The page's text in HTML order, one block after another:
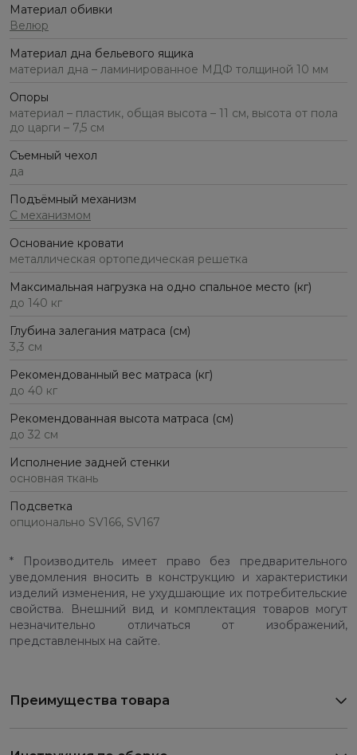
Материал обивки
Велюр
Материал дна бельевого ящика
материал дна – ламинированное МДФ толщиной 10 мм
Опоры
материал – пластик, общая высота – 11 см, высота от пола
до царги – 7,5 см
Съемный чехол
да
Подъёмный механизм
С механизмом
Основание кровати
металлическая ортопедическая решетка
Максимальная нагрузка на одно спальное место (кг)
до 140 кг
Глубина залегания матраса (см)
3,3 см
Рекомендованный вес матраса (кг)
до 40 кг
Рекомендованная высота матраса (см)
до 32 см
Исполнение задней стенки
основная ткань
Подсветка
опционально SV166, SV167
* Производитель имеет право без предварительного
уведомления вносить в конструкцию и характеристики
изделий изменения, не ухудшающие их потребительские
свойства. Внешний вид и комплектация товаров могут
незначительно отличаться от изображений,
представленных на сайте.
Преимущества товара